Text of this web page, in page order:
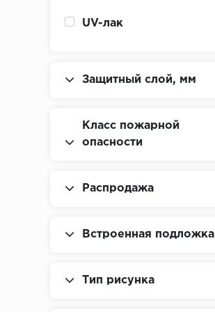
Expressive Parquet
Genesis
UV-лак
Защитный слой, мм
Класс пожарной
опасности
Распродажа
Встроенная подложка
Тип рисунка